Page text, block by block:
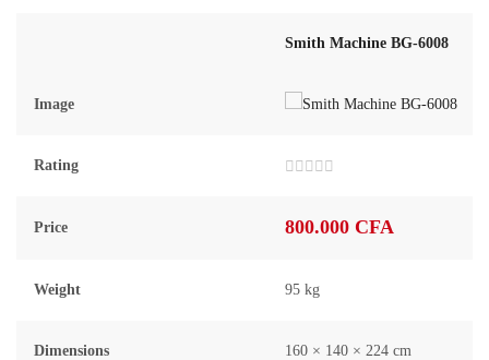
Smith Machine BG-6008
Image
Rating
sur
5
Price 800.000 CFA
Weight 95 kg
Dimensions 160 × 140 × 224 cm